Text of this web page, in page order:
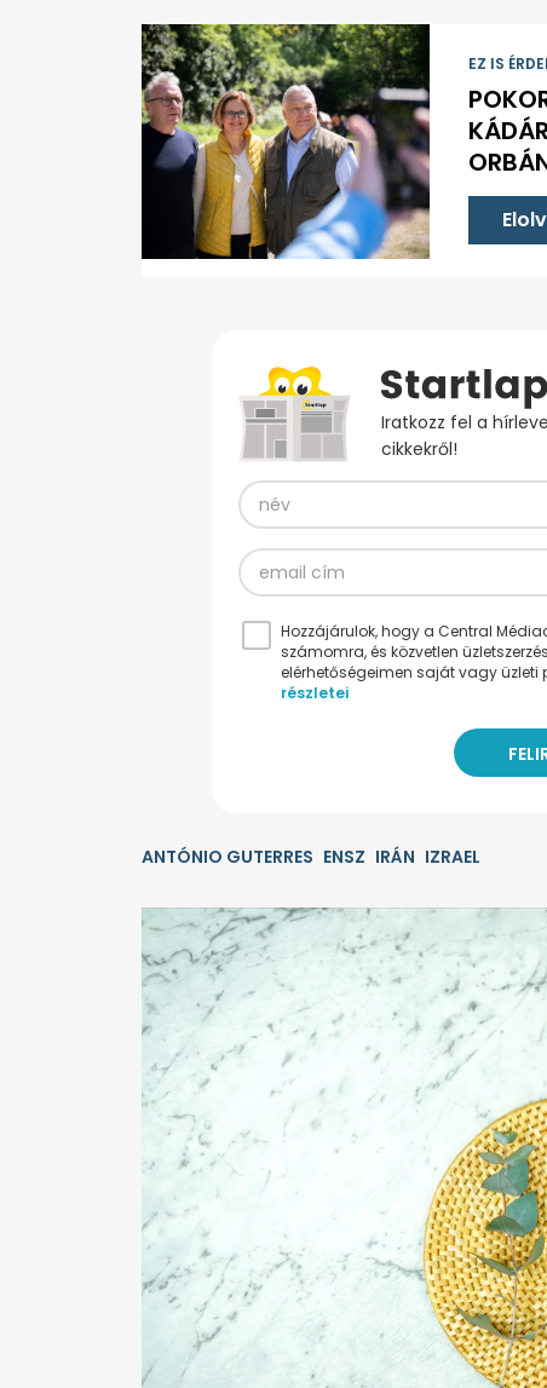
EZ IS
Iratkozz fel a
cikkekről!
Hozzájárulok, hogy a Central
számomra, és közvetlen
elérhetőségeimen saját vagy
részletei
ANTÓNIO GUTERRES ENSZ IRÁN IZRAEL